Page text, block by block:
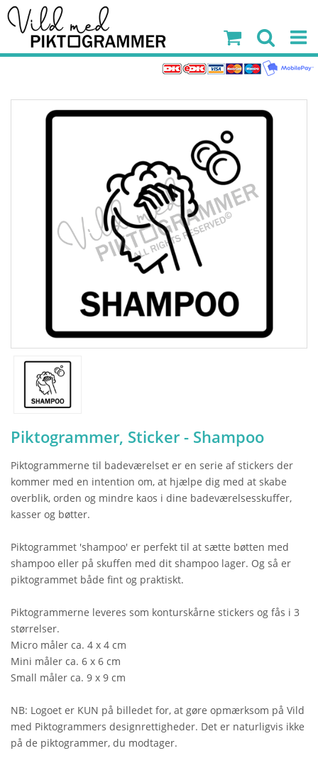
Piktogrammer, Sticker - Shampoo
Piktogrammerne til badeværelset er en serie af stickers der
kommer med en intention om, at hjælpe dig med at skabe
overblik, orden og mindre kaos i dine badeværelsesskuffer,
kasser og bøtter.
Piktogrammet 'shampoo' er perfekt til at sætte bøtten med
shampoo eller på skuffen med dit shampoo lager. Og så er
piktogrammet både fint og praktiskt.
Piktogrammerne leveres som konturskårne stickers og fås i 3
størrelser.
Micro måler ca. 4 x 4 cm
Mini måler ca. 6 x 6 cm
Small måler ca. 9 x 9 cm
NB: Logoet er KUN på billedet for, at gøre opmærksom på Vild
med Piktogrammers designrettigheder. Det er naturligvis ikke
på de piktogrammer, du modtager.